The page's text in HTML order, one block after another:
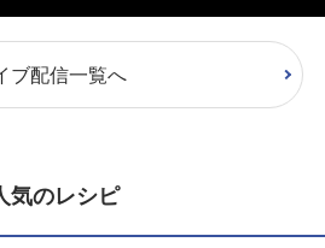
ブ配信一覧へ
気のレシピ